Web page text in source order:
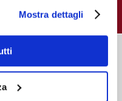
può chiudere
tal caso potranno
necessari al
Informazioni” la
Mostra dettagli